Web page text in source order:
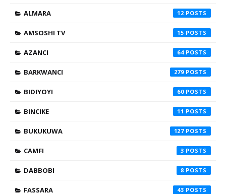
ALMARA 12
AMSOSHI TV 15
AZANCI 64
BARKWANCI 279
BIDIYOYI 60
BINCIKE 11
BUKUKUWA 127
CAMFI 3
DABBOBI 8
FASSARA 43